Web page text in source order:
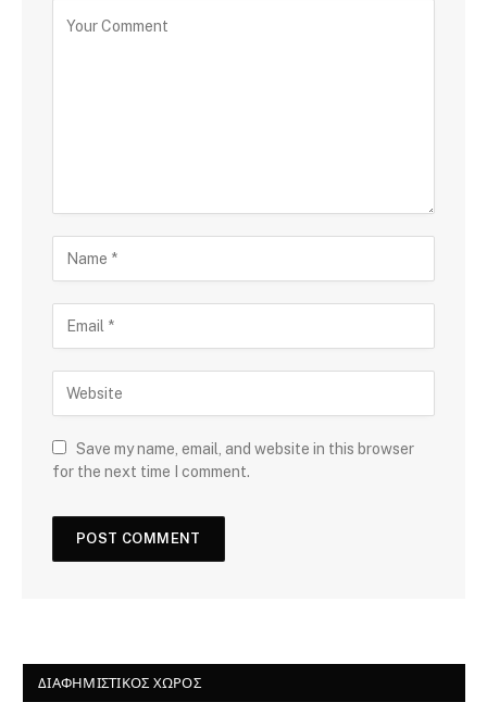
Save my name, email, and website in this browser
for the next time I comment.
ΔΙΑΦΗΜΙΣΤΙΚΌΣ ΧΏΡΟΣ